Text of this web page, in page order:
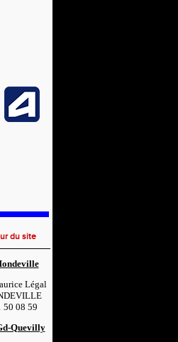
du site
Légal
50 08 59
Quevilly